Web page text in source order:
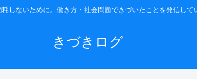
しないために。働き方・社会問題できづいたことを発信して
きづきログ